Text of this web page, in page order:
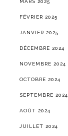
MARS 2025
FÉVRIER 2025
JANVIER 2025
DÉCEMBRE 2024
NOVEMBRE 2024
OCTOBRE 2024
SEPTEMBRE 2024
AOÛT 2024
JUILLET 2024